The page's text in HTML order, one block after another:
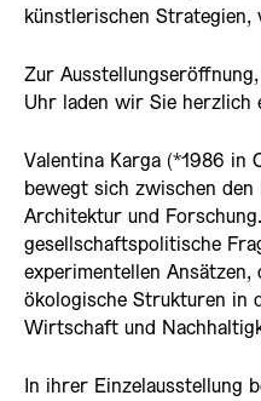
künstlerischen
Zur
Uhr laden wir Sie herzlich
Valentina Karga (*1986 in
bewegt sich zwischen den
Architektur und
gesellschaftspolitische
experimentellen Ansätzen,
ökologische Strukturen in
Wirtschaft und
In ihrer Einzelausstellung